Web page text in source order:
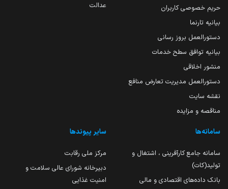
حریم خصوصی کاربران
بیانیه تارنما
دستورالعمل بروز رسانی
بیانیه توافق سطح خدمات
منشور اخلاقی
دستورالعمل مدیریت تعارض منافع
نقشه سایت
مناقصه و مزایده
عدالت
سامانه‌ها
سامانه جامع کارآفرینی ، اشتغال و
تولید(کات)
بانک داده‌های اقتصادی و مالی
سایر پیوندها
مرکز ملی رقابت
دبیرخانه شورای عالی سلامت و
امنیت غذایی